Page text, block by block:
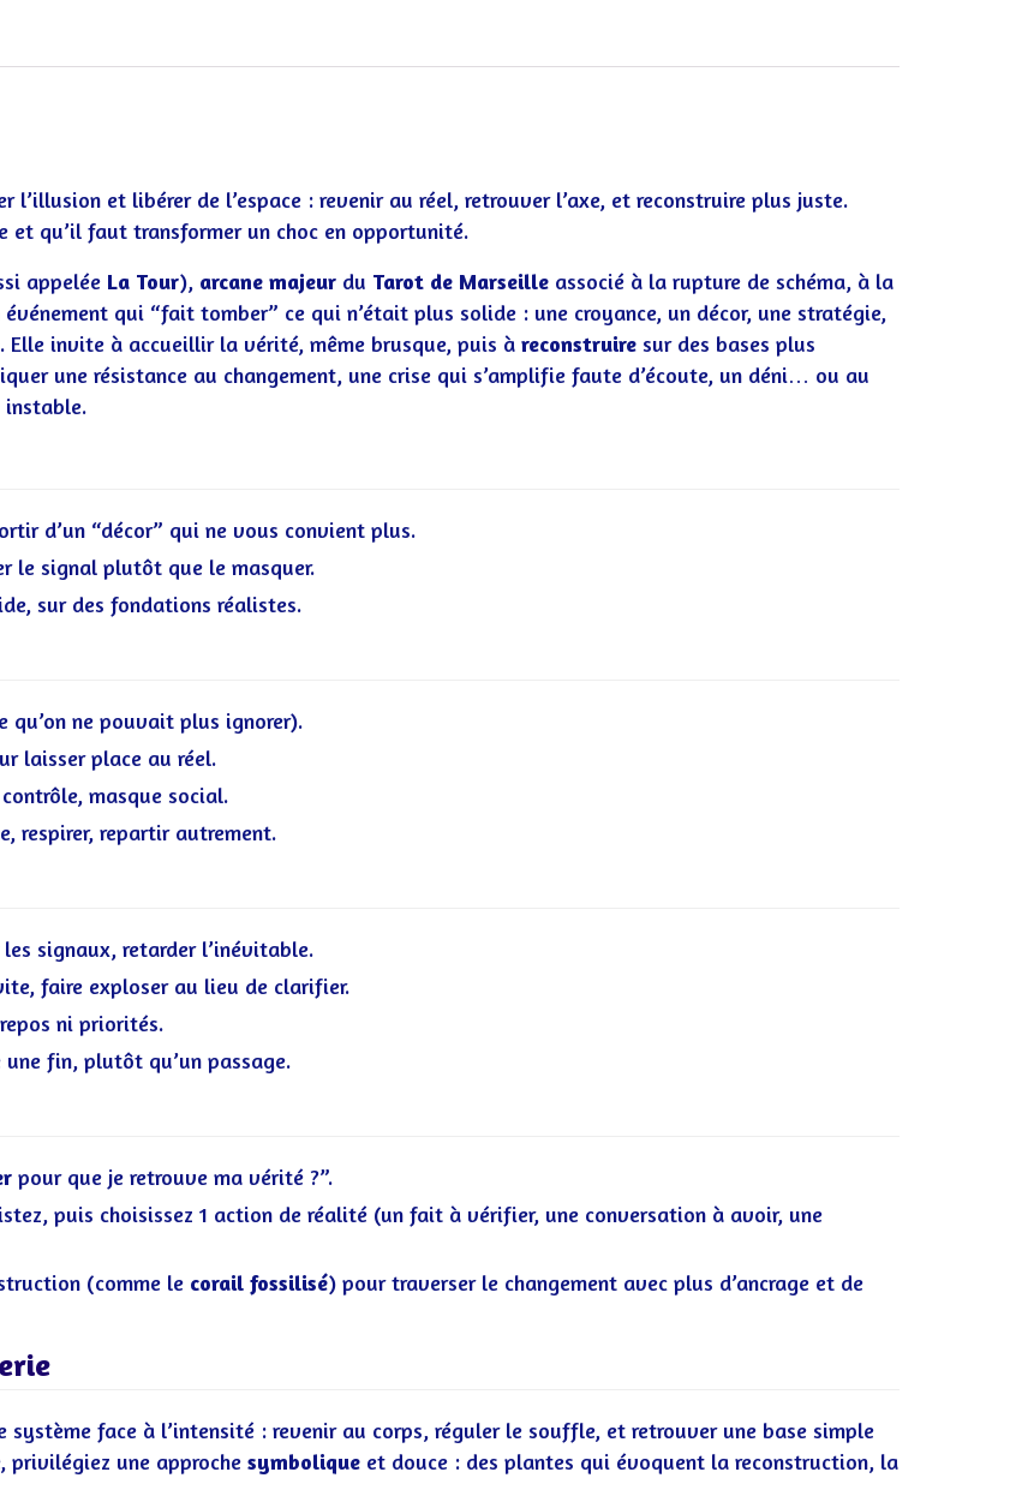
l’illusion et libérer de l’espace : revenir au réel, retrouver l’axe, et reconstruire plus juste.
et qu’il faut transformer un choc en opportunité.
appelée La Tour), arcane majeur du Tarot de Marseille associé à la rupture de schéma, à la
qui “fait tomber” ce qui n’était plus solide : une croyance, un décor, une stratégie,
invite à accueillir la vérité, même brusque, puis à reconstruire sur des bases plus
une résistance au changement, une crise qui s’amplifie faute d’écoute, un déni… ou au
instable.
d’un “décor” qui ne vous convient plus.
le signal plutôt que le masquer.
sur des fondations réalistes.
qu’on ne pouvait plus ignorer).
laisser place au réel.
masque social.
respirer, repartir autrement.
les signaux, retarder l’inévitable.
faire exploser au lieu de clarifier.
ni priorités.
fin, plutôt qu’un passage.
pour que je retrouve ma vérité ?”.
puis choisissez 1 action de réalité (un fait à vérifier, une conversation à avoir, une
(comme le corail fossilisé) pour traverser le changement avec plus d’ancrage et de
système face à l’intensité : revenir au corps, réguler le souffle, et retrouver une base simple
privilégiez une approche symbolique et douce : des plantes qui évoquent la reconstruction, la